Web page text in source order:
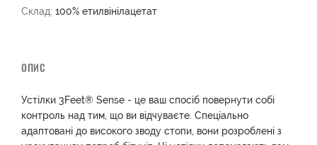
Склад: 100% етилвінілацетат
ОПИС
Устілки 3Feet® Sense - це ваш спосіб повернути собі
контроль над тим, що ви відчуваєте. Спеціально
адаптовані до високого зводу стопи, вони розроблені з